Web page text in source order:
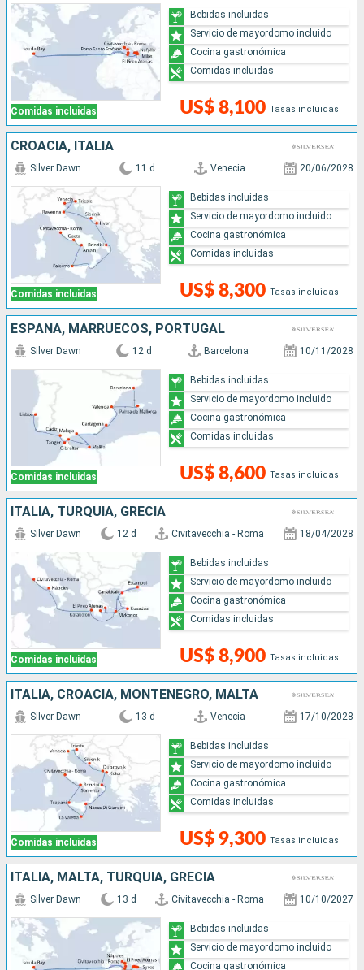
Comidas incluidas US$ 8,100 Tasas incluidas
Bebidas incluidas
Servicio de mayordomo incluido
Cocina gastronómica
Comidas incluidas
CROACIA, ITALIA
Comidas incluidas
Silver Dawn 11 d Venecia 20/06/2028
US$ 8,300 Tasas incluidas
Bebidas incluidas
Servicio de mayordomo incluido
Cocina gastronómica
Comidas incluidas
ESPAÑA, MARRUECOS, PORTUGAL
Comidas incluidas
Silver Dawn 12 d Barcelona 10/11/2028
US$ 8,600 Tasas incluidas
Bebidas incluidas
Servicio de mayordomo incluido
Cocina gastronómica
Comidas incluidas
ITALIA, TURQUÍA, GRECIA
Comidas incluidas
Silver Dawn 12 d Civitavecchia - Roma 18/04/2028
US$ 8,900 Tasas incluidas
Bebidas incluidas
Servicio de mayordomo incluido
Cocina gastronómica
Comidas incluidas
ITALIA, CROACIA, MONTENEGRO, MALTA
Comidas incluidas
Silver Dawn 13 d Venecia 17/10/2028
US$ 9,300 Tasas incluidas
Bebidas incluidas
Servicio de mayordomo incluido
Cocina gastronómica
Comidas incluidas
ITALIA, MALTA, TURQUÍA, GRECIA
Silver Dawn 13 d Civitavecchia - Roma 10/10/2027
Bebidas incluidas
Servicio de mayordomo incluido
Cocina gastronómica